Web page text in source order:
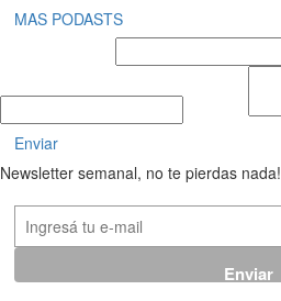
MAS PODASTS
Enviar
Newsletter semanal, no te pierdas nada!